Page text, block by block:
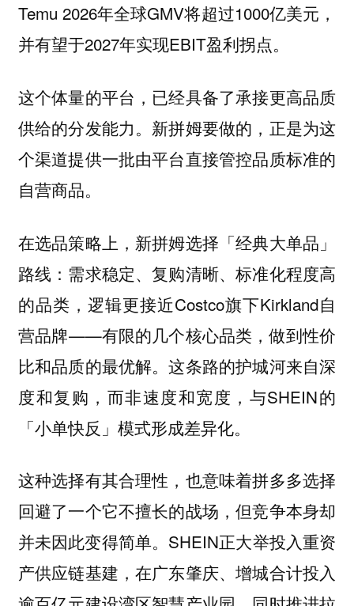
Temu 2026年全球GMV将超过1000亿美元，
并有望于2027年实现EBIT盈利拐点。
这个体量的平台，已经具备了承接更高品质
供给的分发能力。新拼姆要做的，正是为这
个渠道提供一批由平台直接管控品质标准的
自营商品。
在选品策略上，新拼姆选择「经典大单品」
路线：需求稳定、复购清晰、标准化程度高
的品类，逻辑更接近Costco旗下Kirkland自
营品牌——有限的几个核心品类，做到性价
比和品质的最优解。这条路的护城河来自深
度和复购，而非速度和宽度，与SHEIN的
「小单快反」模式形成差异化。
这种选择有其合理性，也意味着拼多多选择
回避了一个它不擅长的战场，但竞争本身却
并未因此变得简单。 SHEIN正大举投入重资
产供应链基建，在广东肇庆、增城合计投入